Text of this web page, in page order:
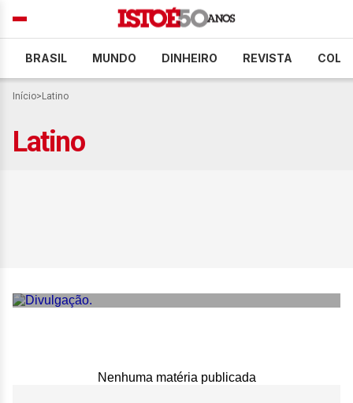
BRASIL MUNDO DINHEIRO REVISTA
Início> Latino
Latino
Nenhuma matéria publicada